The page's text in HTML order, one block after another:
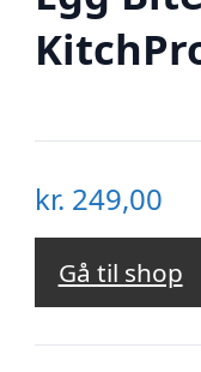
kr. 249,00
Gå til shop